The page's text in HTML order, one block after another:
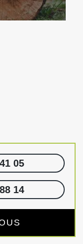
05
14